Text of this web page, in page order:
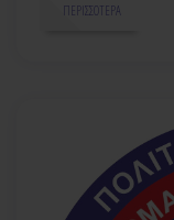
ΠΕΡΙΣΣΌΤΕΡΑ